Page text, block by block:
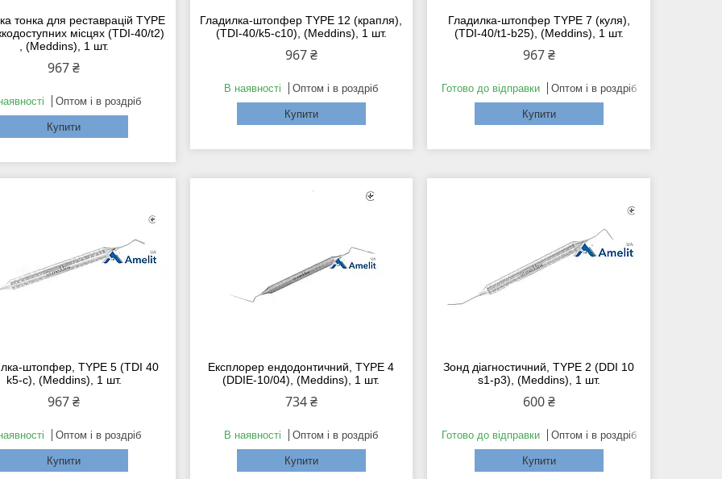
тонка для реставрацій TYPE
місцях (TDI-40/t2)
, (Meddins), 1 шт.
967 ₴
Оптом і в роздріб
Купити
Гладилка-штопфер TYPE 12 (крапля),
(TDI-40/k5-c10), (Meddins), 1 шт.
967 ₴
В наявності Оптом і в роздріб
Купити
Гладилка-штопфер TYPE 7 (куля),
(TDI-40/t1-b25), (Meddins), 1 шт.
967 ₴
Готово до відправки Оптом і в роздріб
Купити
штопфер, ТYPE 5 (TDI 40
k5-c), (Meddins), 1 шт.
967 ₴
Оптом і в роздріб
Купити
Експлорер ендодонтичний, TYPE 4
(DDIE-10/04), (Meddins), 1 шт.
734 ₴
В наявності Оптом і в роздріб
Купити
Зонд діагностичний, TYPE 2 (DDI 10
s1-p3), (Meddins), 1 шт.
600 ₴
Готово до відправки Оптом і в роздріб
Купити